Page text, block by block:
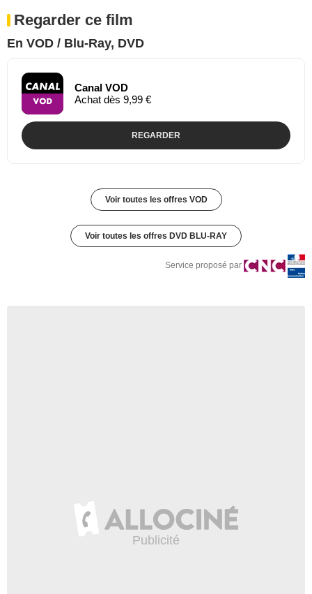
Regarder ce film
En VOD / Blu-Ray, DVD
Canal VOD
Achat dès 9,99 €
REGARDER
Voir toutes les offres VOD
Voir toutes les offres DVD BLU-RAY
Service proposé par